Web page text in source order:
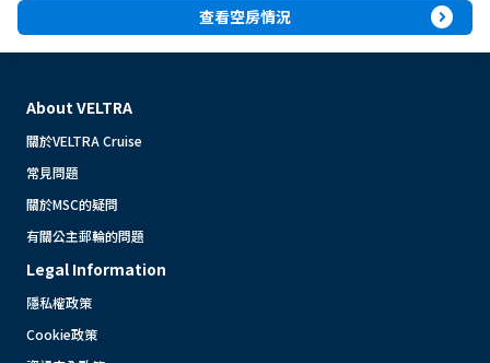
查看空房情況 expand_circle_right
About VELTRA
關於VELTRA Cruise
常見問題
關於MSC的疑問
有關公主郵輪的問題
Legal Information
隱私權政策
Cookie政策